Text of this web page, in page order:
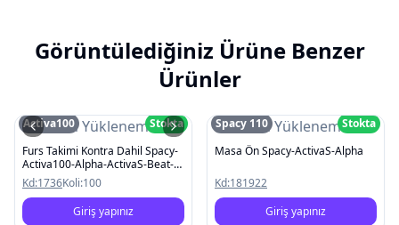
Görüntülediğiniz Ürüne Benzer
Ürünler
Resim Yüklenemedi
Activa100
Stokta
Furs Takimi Kontra Dahil Spacy-
Activa100-Alpha-ActivaS-Beat-
Spontini-Special
Kd:1736Koli:100
Giriş yapınız
Resim Yüklenemedi
Spacy 110
Stokta
Masa Ön Spacy-ActivaS-Alpha
Kd:181922
Giriş yapınız